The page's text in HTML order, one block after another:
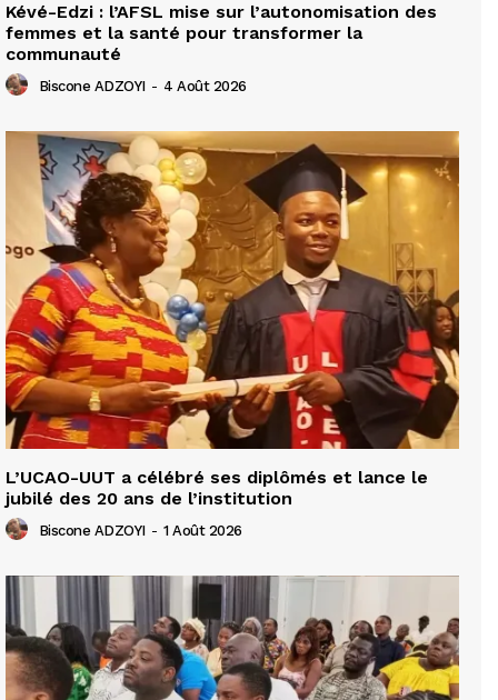
Kévé-Edzi : l’AFSL mise sur l’autonomisation des
femmes et la santé pour transformer la
communauté
Biscone ADZOYI - 4 Août 2026
L’UCAO-UUT a célébré ses diplômés et lance le
jubilé des 20 ans de l’institution
Biscone ADZOYI - 1 Août 2026